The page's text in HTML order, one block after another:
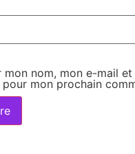
mon nom, mon e-mail
mon prochain